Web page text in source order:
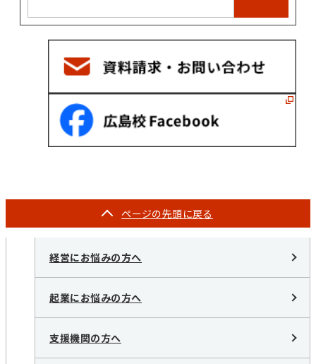
ページの先頭に戻る
経営にお悩みの方へ
起業にお悩みの方へ
支援機関の方へ